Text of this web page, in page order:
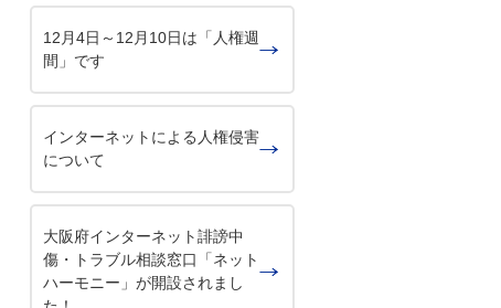
12月4日～12月10日は「人権週
間」です
インターネットによる人権侵害
について
大阪府インターネット誹謗中
傷・トラブル相談窓口「ネット
ハーモニー」が開設されまし